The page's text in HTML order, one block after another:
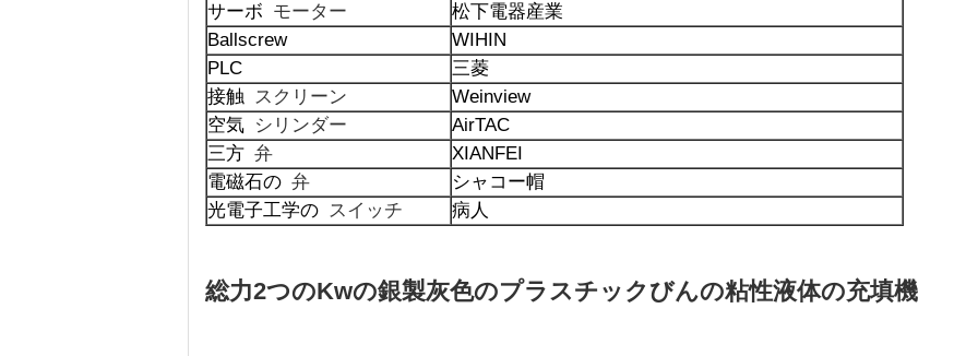
サーボ モーター
松下電器産業
Ballscrew
WIHIN
PLC
三菱
接触 スクリーン
Weinview
空気 シリンダー
AirTAC
三方 弁
XIANFEI
電磁石の 弁
シャコー帽
光電子工学の スイッチ 病人
総力2つのKwの銀製灰色のプラスチックびんの粘性液体の充填機